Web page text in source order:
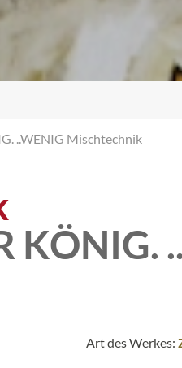
..WENIG Mischtechnik
KÖNIG.
Art des Werkes: